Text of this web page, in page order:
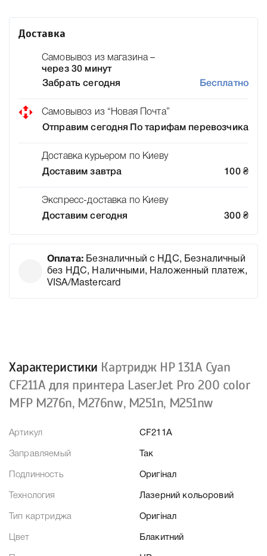
Доставка
Самовывоз из магазина –
через 30 минут
Забрать сегодня
Бесплатно
Самовывоз из “Новая Почта”
Отправим сегодня
По тарифам перевозчика
Доставка курьером по Киеву
Доставим завтра
100 ₴
Экспресс-доставка по Киеву
Доставим сегодня
300 ₴
Оплата: Безналичный с НДС, Безналичный
без НДС, Наличными, Наложенный платеж,
VISA/Mastercard
Характеристики Картридж HP 131A Cyan
CF211A для принтера LaserJet Pro 200 color
MFP M276n, M276nw, M251n, M251nw
Артикул CF211A
Заправляемый Так
Подлинность Оригінал
Технология Лазерний кольоровий
Тип картриджа Оригінал
Цвет Блакитний